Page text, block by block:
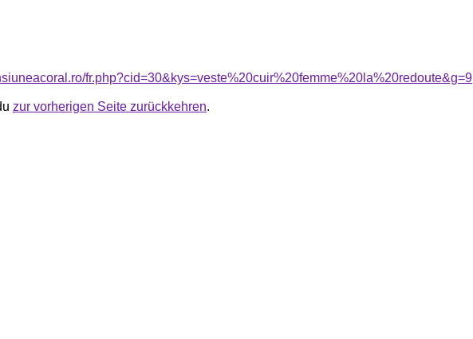
fr.php?cid=30&kys=veste%20cuir%20femme%20la%20redoute&g=9
zur vorherigen Seite zurückkehren.